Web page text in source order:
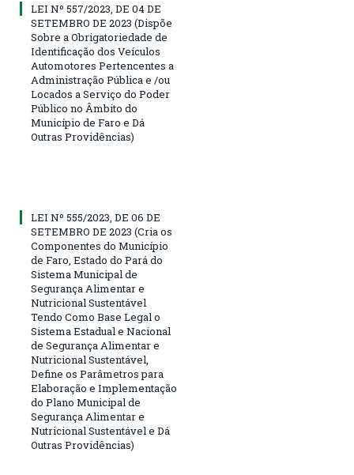
LEI Nº 557/2023, DE 04 DE
SETEMBRO DE 2023 (Dispõe
Sobre a Obrigatoriedade de
Identificação dos Veículos
Automotores Pertencentes a
Administração Pública e /ou
Locados a Serviço do Poder
Público no Âmbito do
Município de Faro e Dá
Outras Providências)
LEI Nº 555/2023, DE 06 DE
SETEMBRO DE 2023 (Cria os
Componentes do Município
de Faro, Estado do Pará do
Sistema Municipal de
Segurança Alimentar e
Nutricional Sustentável
Tendo Como Base Legal o
Sistema Estadual e Nacional
de Segurança Alimentar e
Nutricional Sustentável,
Define os Parâmetros para
Elaboração e Implementação
do Plano Municipal de
Segurança Alimentar e
Nutricional Sustentável e Dá
Outras Providências)